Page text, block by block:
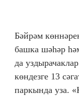
Бәйрәм
башка шәһәр
да
көндезге 13
паркында уза.